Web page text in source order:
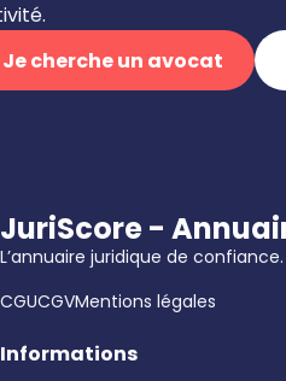
Je cherche un avocat
JuriScore -
L’annuaire juridique de confiance.
CGUCGVMentions légales
Informations